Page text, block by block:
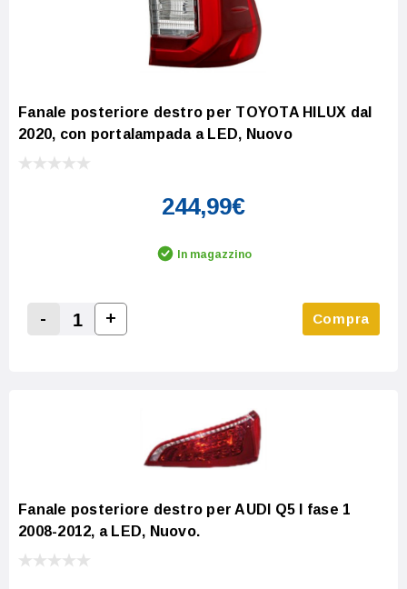
Fanale posteriore destro per TOYOTA HILUX dal
2020, con portalampada a LED, Nuovo
244,99€
In magazzino
Decrease Quantity:
-
Increase Quantity:
+ Compra
Fanale posteriore destro per AUDI Q5 I fase 1
2008-2012, a LED, Nuovo.